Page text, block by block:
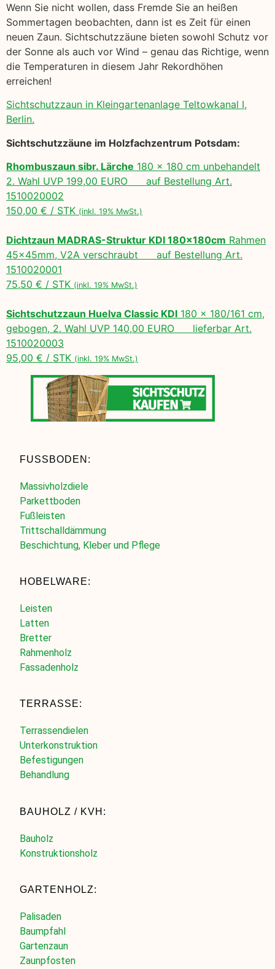
Wenn Sie nicht wollen, dass Fremde Sie an heißen
Sommertagen beobachten, dann ist es Zeit für einen
neuen Zaun. Sichtschutzzäune bieten sowohl Schutz vor
der Sonne als auch vor Wind – genau das Richtige, wenn
die Temperaturen in diesem Jahr Rekordhöhen
erreichen!
Sichtschutzzaun in Kleingartenanlage Teltowkanal I,
Berlin.
Sichtschutzzäune im Holzfachzentrum Potsdam:
Rhombuszaun sibr. Lärche 180 x 180 cm unbehandelt
2. Wahl UVP 199,00 EURO auf Bestellung Art.
1510020002
150,00 € / STK (inkl. 19% MwSt.)
Dichtzaun MADRAS-Struktur KDI 180x180cm Rahmen
45x45mm, V2A verschraubt auf Bestellung Art.
1510020001
75,50 € / STK (inkl. 19% MwSt.)
Sichtschutzzaun Huelva Classic KDI 180 x 180/161 cm,
gebogen, 2. Wahl UVP 140,00 EURO lieferbar Art.
1510020003
95,00 € / STK (inkl. 19% MwSt.)
FUSSBODEN:
Massivholzdiele
Parkettboden
Fußleisten
Trittschalldämmung
Beschichtung, Kleber und Pflege
HOBELWARE:
Leisten
Latten
Bretter
Rahmenholz
Fassadenholz
TERRASSE:
Terrassendielen
Unterkonstruktion
Befestigungen
Behandlung
BAUHOLZ / KVH:
Bauholz
Konstruktionsholz
GARTENHOLZ:
Palisaden
Baumpfahl
Gartenzaun
Zaunpfosten